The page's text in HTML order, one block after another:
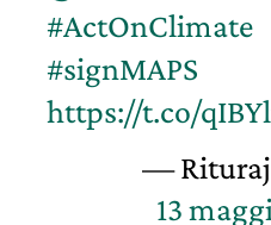
#ActOnClimate
#signMAPS
https://t.co/
— Rituraj
13